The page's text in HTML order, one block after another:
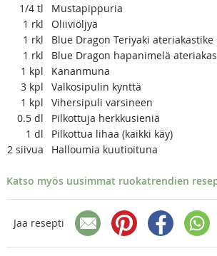
1/4 tl
Mustapippuria
1 rkl
Oliiviöljyä
1 rkl
Blue Dragon Teriyaki ateriakastike
1 rkl
Blue Dragon hapanimelä
1 kpl
Kananmuna
3 kpl
Valkosipulin kynttä
1 kpl
Vihersipuli varsineen
0.5 dl
Pilkottuja herkkusieniä
1 dl
Pilkottua lihaa (kaikki käy)
2 siivua Halloumia kuutioituna
Katso myös uusimmat ruokatrendien
Jaa resepti